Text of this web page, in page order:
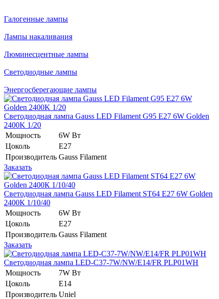
Галогенные лампы
Лампы накаливания
Люминесцентные лампы
Светодиодные лампы
Энергосберегающие лампы
Светодиодная лампа Gauss LED Filament G95 E27 6W Golden
2400K 1/20
Мощность
6W Вт
Цоколь
E27
Производитель Gauss Filament
Заказать
Светодиодная лампа Gauss LED Filament ST64 E27 6W Golden
2400К 1/10/40
Мощность
6W Вт
Цоколь
E27
Производитель Gauss Filament
Заказать
Светодиодная лампа LED-C37-7W/NW/E14/FR PLP01WH
Мощность
7W Вт
Цоколь
E14
Производитель Uniel